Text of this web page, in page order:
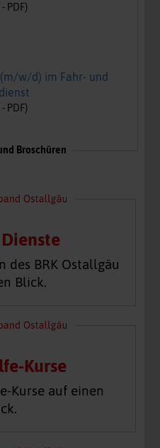
- PDF)
w/d) im Fahr- und
- PDF)
Broschüren
des BRK Ostallgäu
Blick.
Kurse
Kurse auf einen